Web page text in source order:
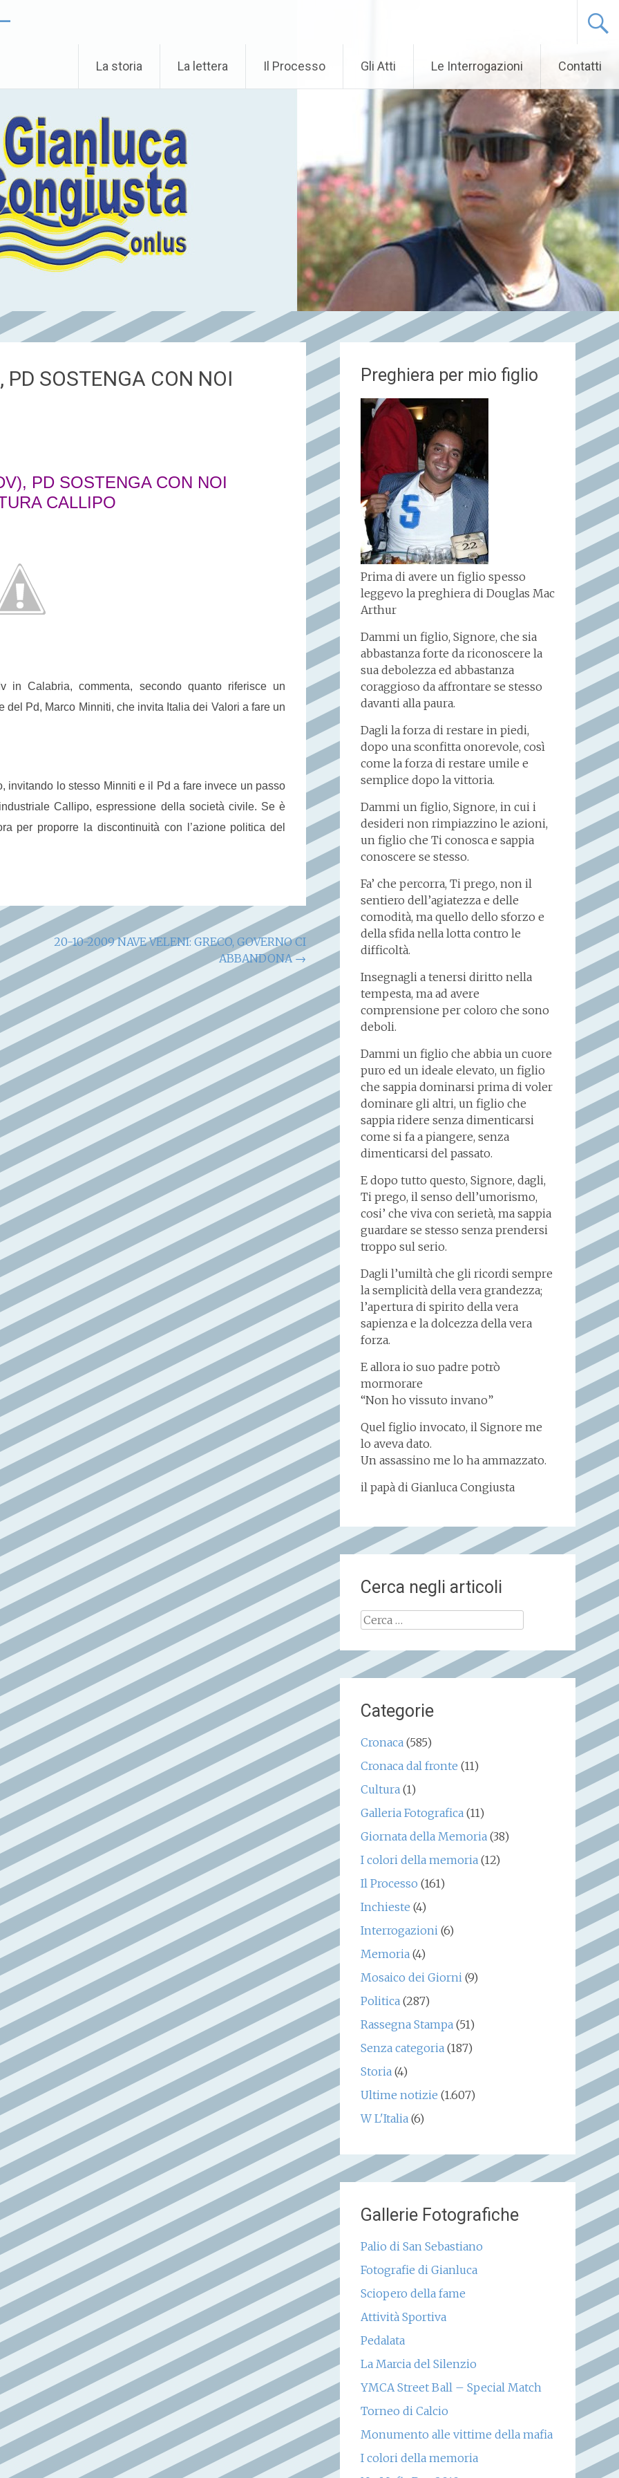
La storia La lettera Il Processo Gli Atti Le Interrogazioni Contatti
SOSTENGA CON NOI
PD SOSTENGA CON NOI
CALLIPO
in Calabria, commenta, secondo quanto riferisce un
del Pd, Marco Minniti, che invita Italia dei Valori a fare un
invitando lo stesso Minniti e il Pd a fare invece un passo
Callipo, espressione della società civile. Se è
per proporre la discontinuità con l’azione politica del
20-10-2009 NAVE VELENI: GRECO, GOVERNO CI
ABBANDONA→
Preghiera per mio figlio
Prima di avere un figlio spesso
leggevo la preghiera di Douglas Mac
Arthur
Dammi un figlio, Signore, che sia
abbastanza forte da riconoscere la
sua debolezza ed abbastanza
coraggioso da affrontare se stesso
davanti alla paura.
Dagli la forza di restare in piedi,
dopo una sconfitta onorevole, così
come la forza di restare umile e
semplice dopo la vittoria.
Dammi un figlio, Signore, in cui i
desideri non rimpiazzino le azioni,
un figlio che Ti conosca e sappia
conoscere se stesso.
Fa’ che percorra, Ti prego, non il
sentiero dell’agiatezza e delle
comodità, ma quello dello sforzo e
della sfida nella lotta contro le
difficoltà.
Insegnagli a tenersi diritto nella
tempesta, ma ad avere
comprensione per coloro che sono
deboli.
Dammi un figlio che abbia un cuore
puro ed un ideale elevato, un figlio
che sappia dominarsi prima di voler
dominare gli altri, un figlio che
sappia ridere senza dimenticarsi
come si fa a piangere, senza
dimenticarsi del passato.
E dopo tutto questo, Signore, dagli,
Ti prego, il senso dell’umorismo,
cosi’ che viva con serietà, ma sappia
guardare se stesso senza prendersi
troppo sul serio.
Dagli l’umiltà che gli ricordi sempre
la semplicità della vera grandezza;
l’apertura di spirito della vera
sapienza e la dolcezza della vera
forza.
E allora io suo padre potrò
mormorare
“Non ho vissuto invano”
Quel figlio invocato, il Signore me
lo aveva dato.
Un assassino me lo ha ammazzato.
il papà di Gianluca Congiusta
Cerca negli articoli
Ricerca
Categorie
Cronaca(585)
Cronaca dal fronte (11)
Cultura(1)
Galleria Fotografica(11)
Giornata della Memoria(38)
I colori della memoria(12)
Il Processo (161)
Inchieste (4)
Interrogazioni(6)
Memoria(4)
Mosaico dei Giorni(9)
Politica(287)
Rassegna Stampa(51)
Senza categoria(187)
Storia(4)
Ultime notizie (1.607)
W L'Italia(6)
Gallerie Fotografiche
Palio di San Sebastiano
Fotografie di Gianluca
Sciopero della fame
Attività Sportiva
Pedalata
La Marcia del Silenzio
YMCA Street Ball – Special Match
Torneo di Calcio
Monumento alle vittime della mafia
I colori della memoria